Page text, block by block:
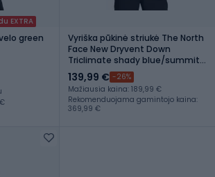
EXTRA
green
Vyriška pūkinė striukė The North
Face New Dryvent Down
Triclimate shady blue/summit
navy
139,99 € -26%
Mažiausia kaina: 189,99 €
Rekomenduojama gamintojo kaina:
369,99 €